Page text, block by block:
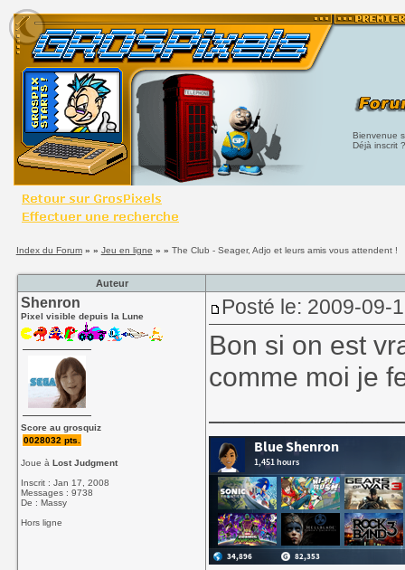
Bienvenue
Déjà inscrit
Index du Forum» » Jeu en ligne » » The Club - Seager, Adjo et leurs amis vous attendent !
Auteur
Shenron
Pixel visible depuis la Lune
Score au grosquiz
0028032 pts.
Joue àLost Judgment
Inscrit : Jan 17, 2008
Messages : 9738
De : Massy
Hors ligne
Posté le: 2009-09-
Bon si on est
comme moi je